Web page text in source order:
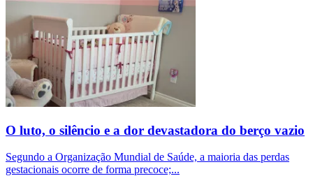
O luto, o silêncio e a dor devastadora do berço vazio
Segundo a Organização Mundial de Saúde, a maioria das perdas
gestacionais ocorre de forma precoce;...